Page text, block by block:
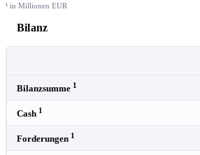
¹ in Millionen EUR
Bilanz
Bilanzsumme 1
Cash 1
Forderungen 1